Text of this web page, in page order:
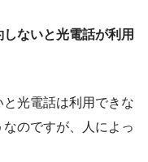
ないと光電話が利用
光電話は利用できな
のですが、人によっ